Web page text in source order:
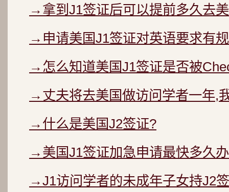
→拿到J1签证后可以提前多久去
→申请美国J1签证对英语要求有
→怎么知道美国J1签证是否被
→丈夫将去美国做访问学者一年,
→什么是美国J2签证?
→美国J1签证加急申请最快多久
→J1访问学者的未成年子女持J2